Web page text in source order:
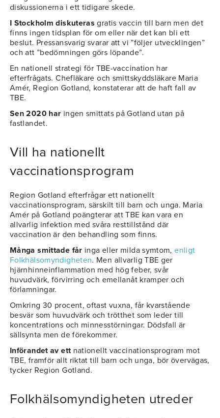
diskussionerna i ett tidigare skede.
I Stockholm diskuteras gratis vaccin till barn men det
finns ingen tidsplan för om eller när det kan bli ett
beslut. Pressansvarig svarar att vi ”följer utvecklingen”
och att ”bedömningen görs löpande”.
En nationell strategi för TBE-vaccination har
efterfrågats. Chefläkare och smittskyddsläkare Maria
Amér, Region Gotland, konstaterar att de haft fall av
TBE.
Sen 2020 har ingen smittats på Gotland utan på
fastlandet.
Vill ha nationellt
vaccinationsprogram
Region Gotland efterfrågar ett nationellt
vaccinationsprogram, särskilt till barn och unga. Maria
Amér på Gotland poängterar att TBE kan vara en
allvarlig infektion med svåra resttillstånd där
vaccination är den behandling som finns.
Många smittade får inga eller milda symtom,enligt
Folkhälsomyndigheten. Men allvarlig TBE ger
hjärnhinneinflammation med hög feber, svår
huvudvärk, förvirring och emellanåt kramper och
förlamningar.
Omkring 30 procent, oftast vuxna, får kvarstående
besvär som huvudvärk och trötthet som leder till
koncentrations och minnesstörningar. Dödsfall är
sällsynta men de förekommer.
Införandet av ett nationellt vaccinationsprogram mot
TBE, framför allt riktat till barn och unga, bör övervägas,
tycker Region Gotland.
Folkhälsomyndigheten utreder